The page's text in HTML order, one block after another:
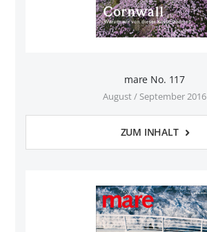
mare No. 117
August / September 2016
ZUM INHALT